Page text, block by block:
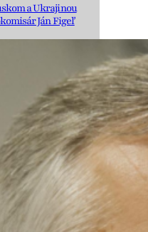
a Ukrajinou
Ján Figeľ